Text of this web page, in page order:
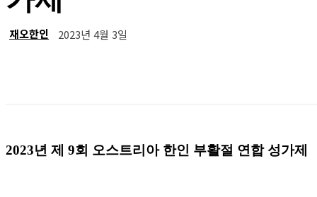
재오한인 2023년 4월 3일
2023년 제 9회 오스트리아 한인 부활절 연합 성가제